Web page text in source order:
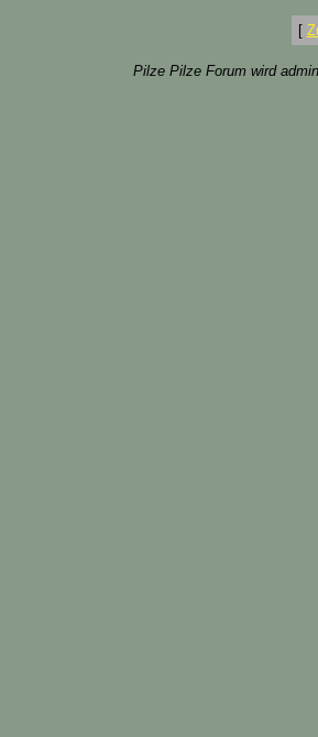
[
Pilze Pilze Forum wird